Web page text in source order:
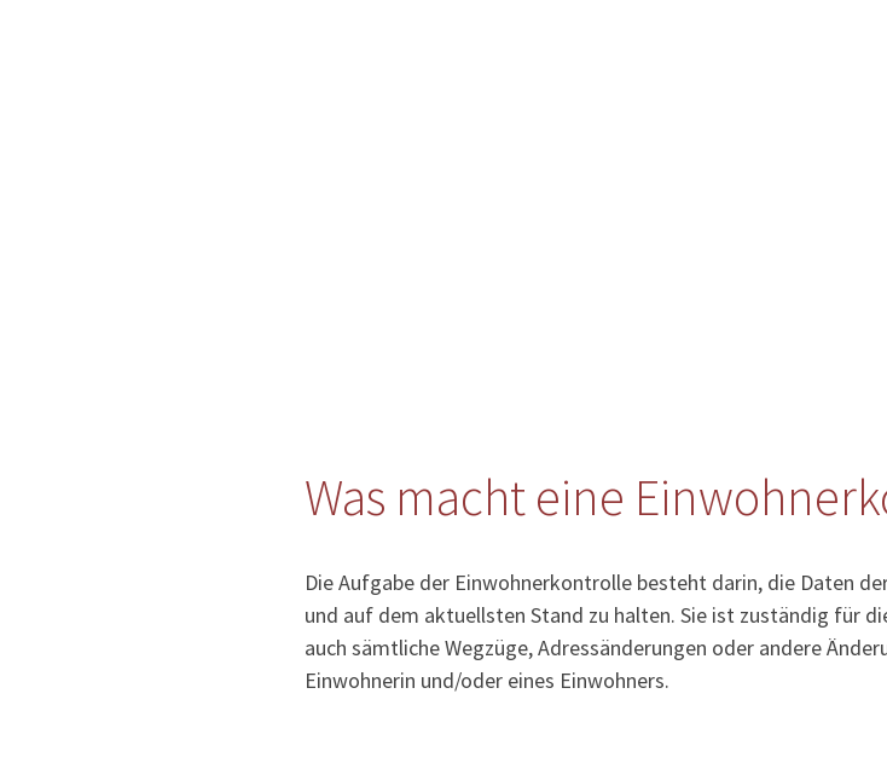
Was macht eine
Die Aufgabe der Einwohnerkontrolle besteht darin, die Daten
und auf dem aktuellsten Stand zu halten. Sie ist zuständig für
auch sämtliche Wegzüge, Adressänderungen oder andere
Einwohnerin und/oder eines Einwohners.